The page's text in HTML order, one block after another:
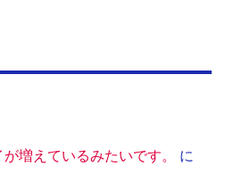
増えているみたいです。
に